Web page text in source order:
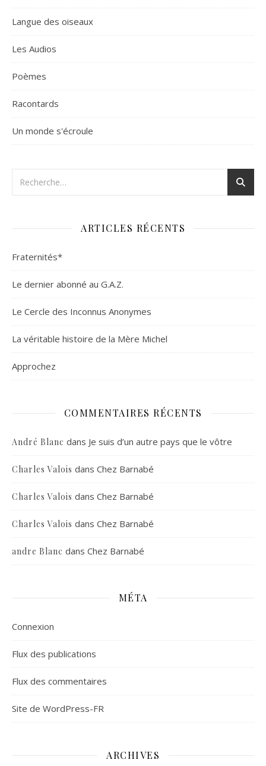
Langue des oiseaux
Les Audios
Poèmes
Racontards
Un monde s'écroule
ARTICLES RÉCENTS
Fraternités*
Le dernier abonné au G.A.Z.
Le Cercle des Inconnus Anonymes
La véritable histoire de la Mère Michel
Approchez
COMMENTAIRES RÉCENTS
André Blanc dans Je suis d’un autre pays que le vôtre
Charles Valois dans Chez Barnabé
Charles Valois dans Chez Barnabé
Charles Valois dans Chez Barnabé
andre Blanc dans Chez Barnabé
MÉTA
Connexion
Flux des publications
Flux des commentaires
Site de WordPress-FR
ARCHIVES